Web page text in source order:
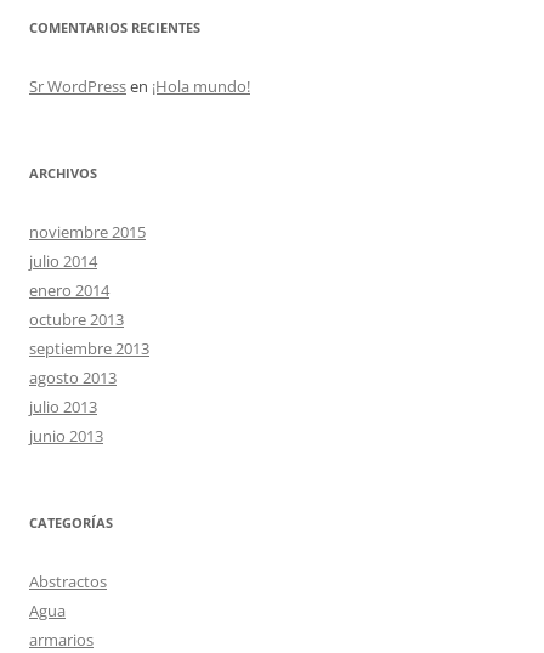
COMENTARIOS RECIENTES
Sr WordPressen ¡Hola mundo!
ARCHIVOS
noviembre 2015
julio 2014
enero 2014
octubre 2013
septiembre 2013
agosto 2013
julio 2013
junio 2013
CATEGORÍAS
Abstractos
Agua
armarios